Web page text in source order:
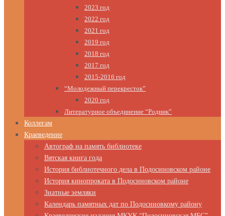
2023 год
2022 год
2021 год
2019 год
2018 год
2017 год
2015-2016 год
“Молодежный перекресток”
2020 год
Литературное объединение “Родник”
Коллегам
Краеведение
Автограф на память библиотеке
Вятская книга года
История библиотечного дела в Подосиновском районе
История кинопроката в Подосиновском районе
Знатные земляки
Календарь памятных дат по Подосиновкому району